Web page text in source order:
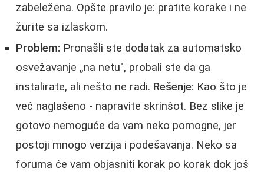
zabeležena. Opšte pravilo je: pratite korake i ne
žurite sa izlaskom.
Problem: Pronašli ste dodatak za automatsko
osvežavanje „na netu", probali ste da ga
instalirate, ali nešto ne radi. Rešenje: Kao što je
već naglašeno - napravite skrinšot. Bez slike je
gotovo nemoguće da vam neko pomogne, jer
postoji mnogo verzija i podešavanja. Neko sa
foruma će vam objasniti korak po korak dok još